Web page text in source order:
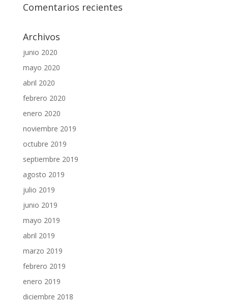
Comentarios recientes
Archivos
junio 2020
mayo 2020
abril 2020
febrero 2020
enero 2020
noviembre 2019
octubre 2019
septiembre 2019
agosto 2019
julio 2019
junio 2019
mayo 2019
abril 2019
marzo 2019
febrero 2019
enero 2019
diciembre 2018